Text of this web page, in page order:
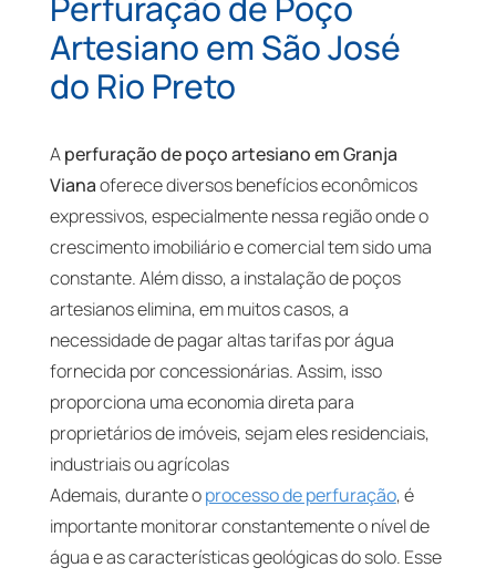
Artesiano em São José
do Rio Preto
Aperfuração de poço artesiano em Granja
Vianaoferece diversos benefícios econômicos
expressivos, especialmente nessa região onde o
crescimento imobiliário e comercial tem sido uma
constante. Além disso, a instalação de poços
artesianos elimina, em muitos casos, a
necessidade de pagar altas tarifas por água
fornecida por concessionárias. Assim, isso
proporciona uma economia direta para
proprietários de imóveis, sejam eles residenciais,
industriais ou agrícolas
Ademais, durante oprocesso de perfuração, é
importante monitorar constantemente o nível de
água e as características geológicas do solo. Esse